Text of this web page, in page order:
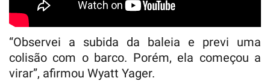
“Observei a subida da baleia e previ uma
colisão com o barco. Porém, ela começou a
virar”, afirmou Wyatt Yager.